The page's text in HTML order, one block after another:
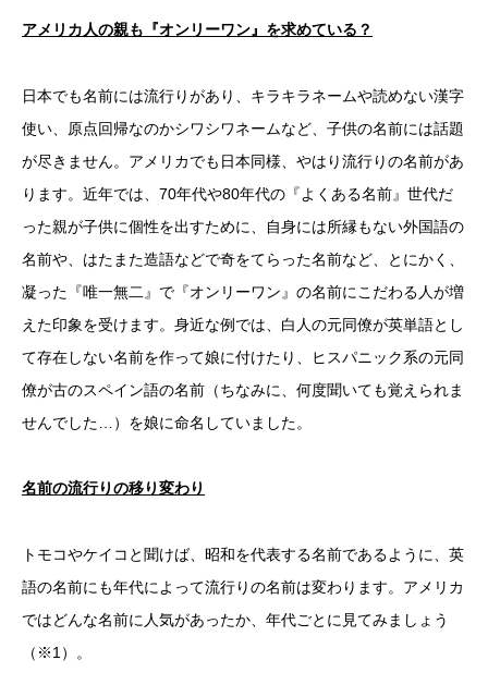
アメリカ人の親も『オンリーワン』を求めている？
日本でも名前には流行りがあり、キラキラネームや読めない漢字
使い、原点回帰なのかシワシワネームなど、子供の名前には話題
が尽きません。アメリカでも日本同様、やはり流行りの名前があ
ります。近年では、70年代や80年代の『よくある名前』世代だ
った親が子供に個性を出すために、自身には所縁もない外国語の
名前や、はたまた造語などで奇をてらった名前など、とにかく、
凝った『唯一無二』で『オンリーワン』の名前にこだわる人が増
えた印象を受けます。身近な例では、白人の元同僚が英単語とし
て存在しない名前を作って娘に付けたり、ヒスパニック系の元同
僚が古のスペイン語の名前（ちなみに、何度聞いても覚えられま
せんでした…）を娘に命名していました。
名前の流行りの移り変わり
トモコやケイコと聞けば、昭和を代表する名前であるように、英
語の名前にも年代によって流行りの名前は変わります。アメリカ
ではどんな名前に人気があったか、年代ごとに見てみましょう
（※1）。